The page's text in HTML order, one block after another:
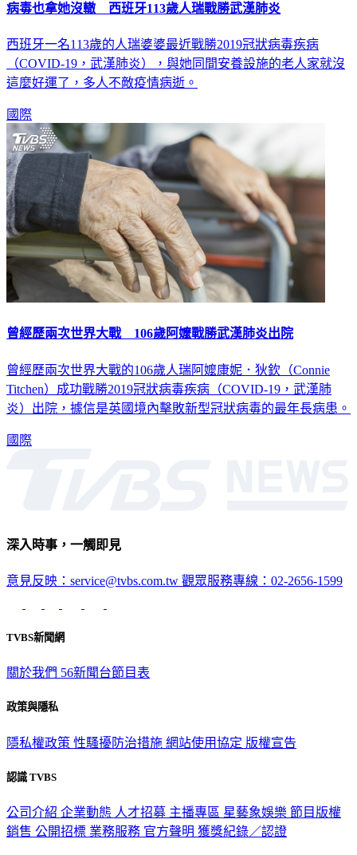
病毒也拿她沒轍 西班牙113歲人瑞戰勝武漢肺炎
西班牙一名113歲的人瑞婆婆最近戰勝2019冠狀病毒疾病
（COVID-19，武漢肺炎），與她同間安養設施的老人家就沒
這麼好運了，多人不敵疫情病逝。
國際
曾經歷兩次世界大戰 106歲阿嬤戰勝武漢肺炎出院
曾經歷兩次世界大戰的106歲人瑞阿嬤康妮．狄欽（Connie
Titchen）成功戰勝2019冠狀病毒疾病（COVID-19，武漢肺
炎）出院，據信是英國境內擊敗新型冠狀病毒的最年長病患。
國際
深入時事，一觸即見
意見反映：service@tvbs.com.tw 觀眾服務專線：02-2656-1599
TVBS新聞網
關於我們 56新聞台節目表
政策與隱私
隱私權政策 性騷擾防治措施 網站使用協定 版權宣告
認識 TVBS
公司介紹 企業動態 人才招募 主播專區 星藝象娛樂 節目版權
銷售 公開招標 業務服務 官方聲明 獲獎紀錄／認證